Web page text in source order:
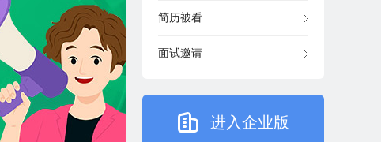
简历被看
面试邀请
进入企业版